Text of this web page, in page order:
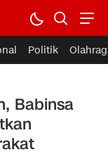
Politik
Babinsa